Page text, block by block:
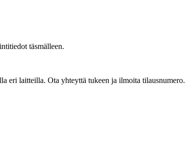
täsmälleen.
eri laitteilla. Ota yhteyttä tukeen ja ilmoita tilausnumero.